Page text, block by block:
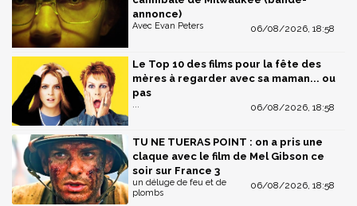
annonce)
06/08/2026, 18:58
Avec Evan Peters
Le Top 10 des films pour la fête des
mères à regarder avec sa maman... ou
pas
06/08/2026, 18:58
TU NE TUERAS POINT : on a pris une
claque avec le film de Mel Gibson ce
soir sur France 3
06/08/2026, 18:58
un déluge de feu et de
plombs